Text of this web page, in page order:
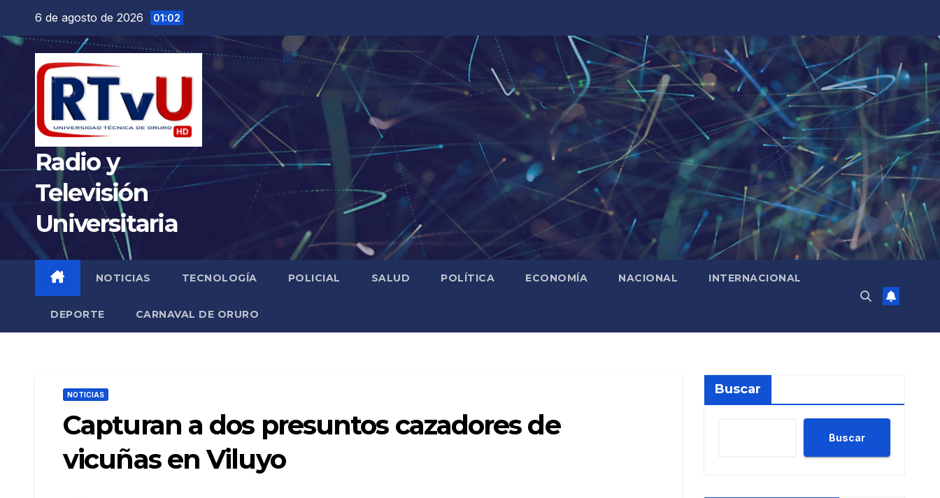
contenido
6 de agosto de 2026 01:02
Radio y
Televisión
Universitaria
NOTICIAS TECNOLOGÍA POLICIAL SALUD POLÍTICA ECONOMÍA NACIONAL INTERNACIONAL
DEPORTE CARNAVAL DE ORURO
NOTICIAS
Capturan a dos presuntos cazadores de
vicuñas en Viluyo
Buscar
Buscar